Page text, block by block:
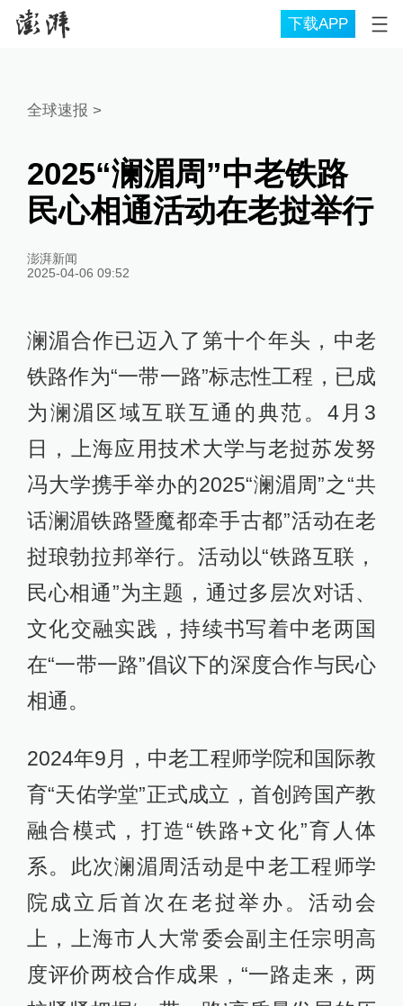
下载APP
全球速报 >
2025“澜湄周”中老铁路
民心相通活动在老挝举行
澎湃新闻
2025-04-06 09:52
澜湄合作已迈入了第十个年头，中老
铁路作为“一带一路”标志性工程，已成
为澜湄区域互联互通的典范。4月3
日，上海应用技术大学与老挝苏发努
冯大学携手举办的2025“澜湄周”之“共
话澜湄铁路暨魔都牵手古都”活动在老
挝琅勃拉邦举行。活动以“铁路互联，
民心相通”为主题，通过多层次对话、
文化交融实践，持续书写着中老两国
在“一带一路”倡议下的深度合作与民心
相通。
2024年9月，中老工程师学院和国际教
育“天佑学堂”正式成立，首创跨国产教
融合模式，打造“铁路+文化”育人体
系。此次澜湄周活动是中老工程师学
院成立后首次在老挝举办。活动会
上，上海市人大常委会副主任宗明高
度评价两校合作成果，“一路走来，两